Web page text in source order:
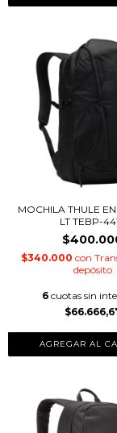
MOCHILA THULE
LT TEBP-
$340.000 con
depósito
6 cuotas sin